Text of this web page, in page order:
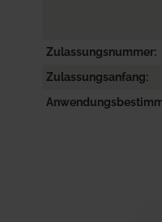
Zulassungsnummer
Zulassungsanfang